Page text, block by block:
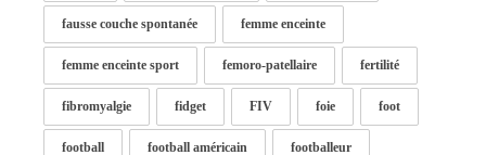
fausse couche spontanée femme enceinte
femme enceinte sport femoro-patellaire fertilité
fibromyalgie fidget FIV foie foot
football football américain footballeur